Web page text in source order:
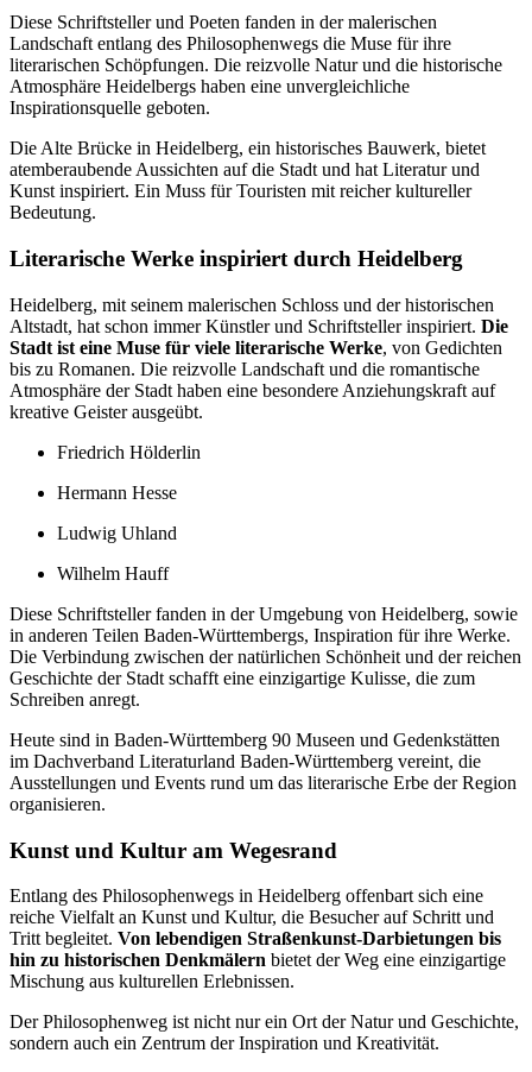
Diese Schriftsteller und Poeten fanden in der malerischen
Landschaft entlang des Philosophenwegs die Muse für ihre
literarischen Schöpfungen. Die reizvolle Natur und die historische
Atmosphäre Heidelbergs haben eine unvergleichliche
Inspirationsquelle geboten.
Die Alte Brücke in Heidelberg, ein historisches Bauwerk, bietet
atemberaubende Aussichten auf die Stadt und hat Literatur und
Kunst inspiriert. Ein Muss für Touristen mit reicher kultureller
Bedeutung.
Literarische Werke inspiriert durch Heidelberg
Heidelberg, mit seinem malerischen Schloss und der historischen
Altstadt, hat schon immer Künstler und Schriftsteller inspiriert. Die
Stadt ist eine Muse für viele literarische Werke, von Gedichten
bis zu Romanen. Die reizvolle Landschaft und die romantische
Atmosphäre der Stadt haben eine besondere Anziehungskraft auf
kreative Geister ausgeübt.
Friedrich Hölderlin
Hermann Hesse
Ludwig Uhland
Wilhelm Hauff
Diese Schriftsteller fanden in der Umgebung von Heidelberg, sowie
in anderen Teilen Baden-Württembergs, Inspiration für ihre Werke.
Die Verbindung zwischen der natürlichen Schönheit und der reichen
Geschichte der Stadt schafft eine einzigartige Kulisse, die zum
Schreiben anregt.
Heute sind in Baden-Württemberg 90 Museen und Gedenkstätten
im Dachverband Literaturland Baden-Württemberg vereint, die
Ausstellungen und Events rund um das literarische Erbe der Region
organisieren.
Kunst und Kultur am Wegesrand
Entlang des Philosophenwegs in Heidelberg offenbart sich eine
reiche Vielfalt an Kunst und Kultur, die Besucher auf Schritt und
Tritt begleitet. Von lebendigen Straßenkunst-Darbietungen bis
hin zu historischen Denkmälern bietet der Weg eine einzigartige
Mischung aus kulturellen Erlebnissen.
Der Philosophenweg ist nicht nur ein Ort der Natur und Geschichte,
sondern auch ein Zentrum der Inspiration und Kreativität.